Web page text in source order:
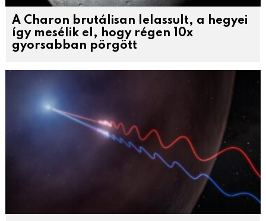
A Charon brutálisan lelassult, a hegyei
így mesélik el, hogy régen 10x
gyorsabban pörgött